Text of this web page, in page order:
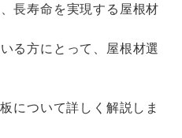
長寿命を実現する屋根材
る方にとって、屋根材選
について詳しく解説しま